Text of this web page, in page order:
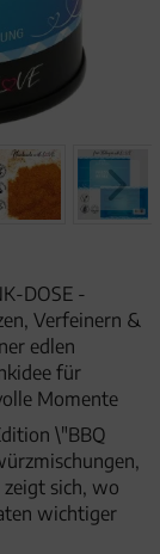
DOSE -
Verfeinern &
edlen
für
Momente
\"BBQ
zeigt sich, wo
wichtiger